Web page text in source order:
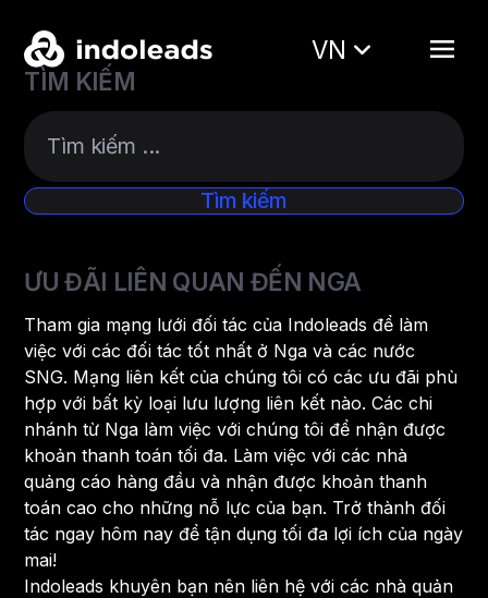
VN
TÌM KIẾM
ƯU ĐÃI LIÊN QUAN ĐẾN NGA
Tham gia mạng lưới đối tác của Indoleads để làm
việc với các đối tác tốt nhất ở Nga và các nước
SNG. Mạng liên kết của chúng tôi có các ưu đãi phù
hợp với bất kỳ loại lưu lượng liên kết nào. Các chi
nhánh từ Nga làm việc với chúng tôi để nhận được
khoản thanh toán tối đa. Làm việc với các nhà
quảng cáo hàng đầu và nhận được khoản thanh
toán cao cho những nỗ lực của bạn. Trở thành đối
tác ngay hôm nay để tận dụng tối đa lợi ích của ngày
mai!
Indoleads khuyên bạn nên liên hệ với các nhà quản